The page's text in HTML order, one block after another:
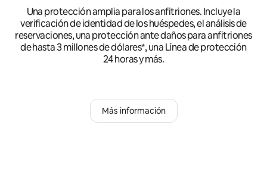
Una protección amplia para los anfitriones. Incluye la
verificación de identidad de los huéspedes, el análisis de
reservaciones, una protección ante daños para anfitriones
de hasta 3 millones de dólares*, una Línea de protección
24 horas y más.
Más información